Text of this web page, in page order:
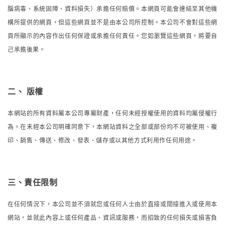
腦病毒、系統固障、資料損失）承擔任何賠償。本網頁可能會連結至其他機
構所提供的網頁，但這些網頁並不是由本公司所控制。本公司不會對這些網
頁所顯示的內容作出任何保證或承擔任何責任。您如瀏覽這些網頁，將要自
己承擔後果。
二、 版權
本網站的所有資料屬本公司專屬財產，任何未經授權使用的資料均屬侵權行
為。在未經本公司明確同意下，本網站資料之全部或部份均不可被使用、複
印、銷售、傳送、修改、發表、儲存或以其他方式利用作任何用途。
三、責任限制
在任何情況下，本公司並不須就您或任何人士由於直接或間接進入或使用本
網站，並就此內容上或任何產品、資訊或服務，而招致的任何損失或損害負